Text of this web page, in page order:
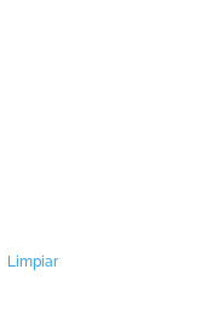
Limpiar